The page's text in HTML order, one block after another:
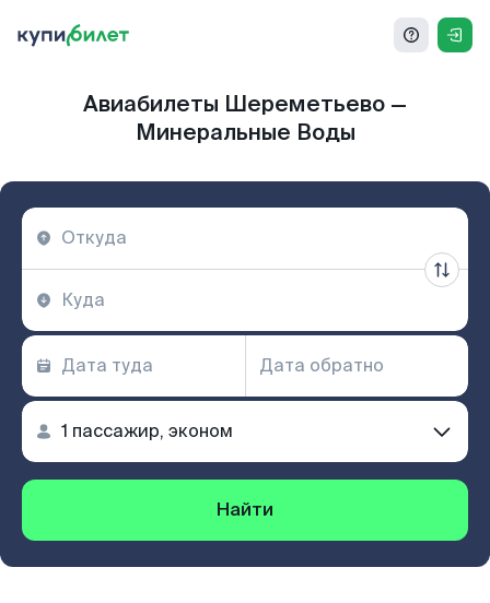
Авиабилеты Шереметьево —
Минеральные Воды
Найти